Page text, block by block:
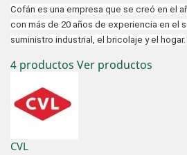
Cofán es una empresa que se creó en el
con más de 20 años de experiencia en el
suministro industrial, el bricolaje y el hogar.
4 productos Ver productos
CVL